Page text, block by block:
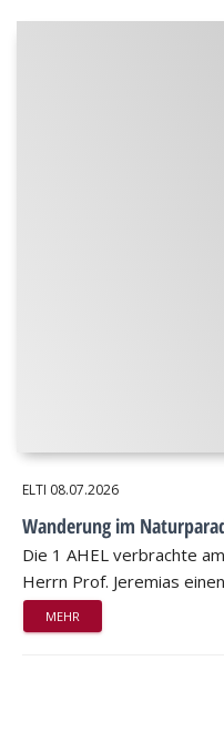
ELTI 08.07.2026
Wanderung im
Die 1 AHEL verbrachte
Herrn Prof. Jeremias
MEHR